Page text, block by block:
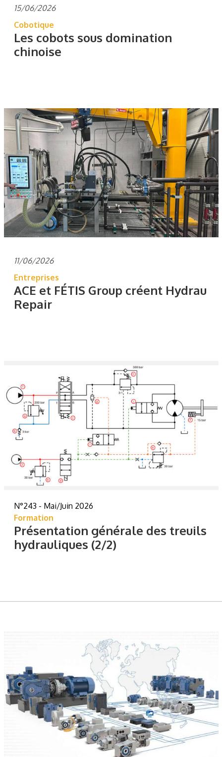
15/06/2026
Cobotique
Les cobots sous domination
chinoise
11/06/2026
Entreprises
ACE et FÉTIS Group créent Hydrau
Repair
N°243 - Mai/Juin 2026
Formation
Présentation générale des treuils
hydrauliques (2/2)